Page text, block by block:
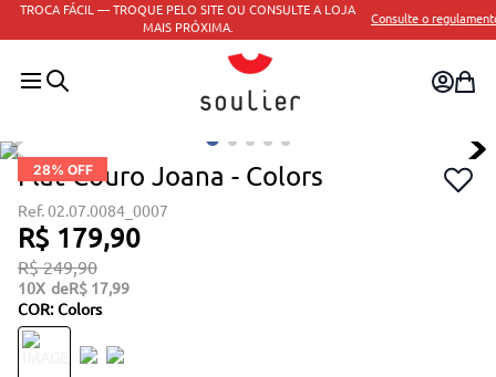
TROCA FÁCIL — TROQUE PELO SITE OU CONSULTE A LOJA
MAIS PRÓXIMA.
Consulte o regulamento
28% OFF
Flat Couro Joana - Colors
02.07.0084_0007
R$ 179,90
R$ 249,90
10 R$ 17,99
COR: Colors